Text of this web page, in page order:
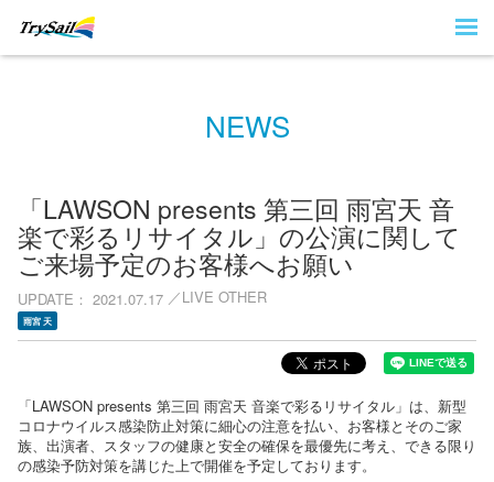
NEWS
「LAWSON presents 第三回 雨宮天 音
楽で彩るリサイタル」の公演に関して
ご来場予定のお客様へお願い
UPDATE 2021.07.17 LIVE OTHER
雨宮 天
「LAWSON presents 第三回 雨宮天 音楽で彩るリサイタル」は、新型
コロナウイルス感染防止対策に細心の注意を払い、お客様とそのご家
族、出演者、スタッフの健康と安全の確保を最優先に考え、できる限り
の感染予防対策を講じた上で開催を予定しております。